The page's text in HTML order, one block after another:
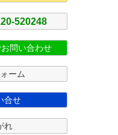
520248
問い合わせ
ーム
合せ
れ